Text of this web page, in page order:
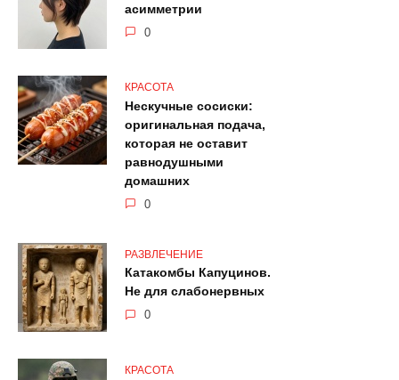
асимметрии
0
КРАСОТА
Нескучные сосиски:
оригинальная подача,
которая не оставит
равнодушными
домашних
0
РАЗВЛЕЧЕНИЕ
Катакомбы Капуцинов.
Не для слабонервных
0
КРАСОТА